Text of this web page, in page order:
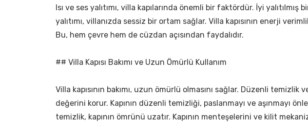
Isı ve ses yalıtımı, villa kapılarında önemli bir faktördür. İyi
yalıtımı, villanızda sessiz bir ortam sağlar. Villa kapısının enerji
Bu, hem çevre hem de cüzdan açısından faydalıdır.
## Villa Kapısı Bakımı ve Uzun Ömürlü Kullanım
Villa kapısının bakımı, uzun ömürlü olmasını sağlar. Düzenli temizlik
değerini korur. Kapının düzenli temizliği, paslanmayı ve aşınmayı
temizlik, kapının ömrünü uzatır. Kapının menteşelerini ve kilit